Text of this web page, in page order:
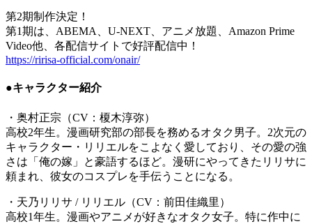
第2期制作決定！
第1期は、ABEMA、U-NEXT、アニメ放題、Amazon Prime
Video他、各配信サイトで好評配信中！
https://ririsa-official.com/onair/
●キャラクター紹介
・奥村正宗（CV：榎木淳弥）
高校2年生。漫画研究部の部長を務めるオタク男子。2次元の
キャラクター・リリエルをこよなく愛しており、その愛の強
さは「俺の嫁」と豪語するほど。漫研にやってきたリリサに
頼まれ、彼女のコスプレを手伝うことになる。
・天乃リリサ / リリエル（CV：前田佳織里）
高校1年生。漫画やアニメが好きなオタク女子。特に作中に